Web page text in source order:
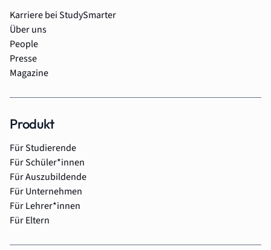
Karriere bei StudySmarter
Über uns
People
Presse
Magazine
Produkt
Für Studierende
Für Schüler*innen
Für Auszubildende
Für Unternehmen
Für Lehrer*innen
Für Eltern